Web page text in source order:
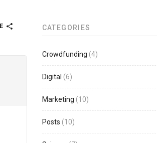
CATEGORIES
Crowdfunding (4)
Digital (6)
Marketing (10)
Posts (10)